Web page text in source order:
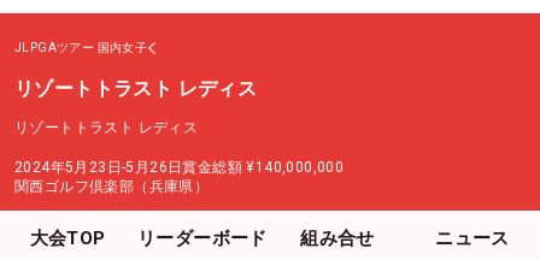
JLPGAツアー 国内女子
リゾートトラスト レディス
リゾートトラスト レディス
2024年5月23日-5月26日賞金総額 ¥140,000,000
関西ゴルフ倶楽部（兵庫県）
大会TOP リーダーボード 組み合せ ニュース